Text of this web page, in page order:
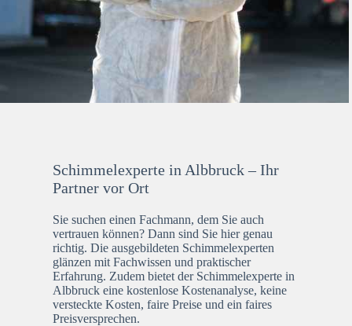
Schimmelexperte in Albbruck – Ihr
Partner vor Ort
Sie suchen einen Fachmann, dem Sie auch
vertrauen können? Dann sind Sie hier genau
richtig. Die ausgebildeten Schimmelexperten
glänzen mit Fachwissen und praktischer
Erfahrung. Zudem bietet der Schimmelexperte in
Albbruck eine kostenlose Kostenanalyse, keine
versteckte Kosten, faire Preise und ein faires
Preisversprechen.